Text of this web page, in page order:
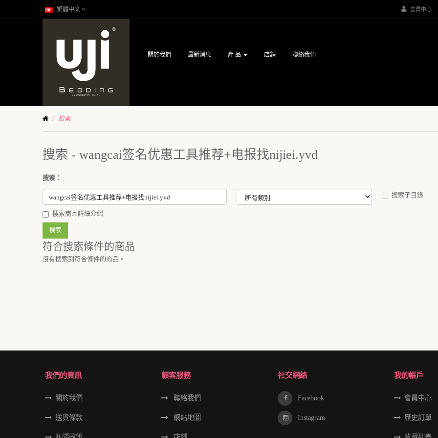
繁體中文 會員中心
關於我們 最新消息 產 品 店舖 聯絡我們
搜索
搜索 - wangcai签名优惠工具推荐+电报找nijiei.yvd
搜索：
搜索子目錄
搜索商品詳細介紹
符合搜索條件的商品
沒有搜索到符合條件的商品。
我們的資訊
關於我們
送貨條款
顧客服務
聯絡我們
網站地圖
社交網絡
Facebook
Instagram
我的帳戶
會員中心
歷史訂單